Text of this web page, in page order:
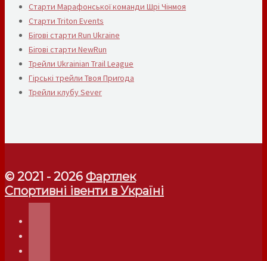
Старти Марафонської команди Шрі Чінмоя
Старти Triton Events
Бігові старти Run Ukraine
Бігові старти NewRun
Трейли Ukrainian Trail League
Гірські трейли Твоя Пригода
Трейли клубу Sever
© 2021 - 2026 Фартлек
Спортивні івенти в Україні